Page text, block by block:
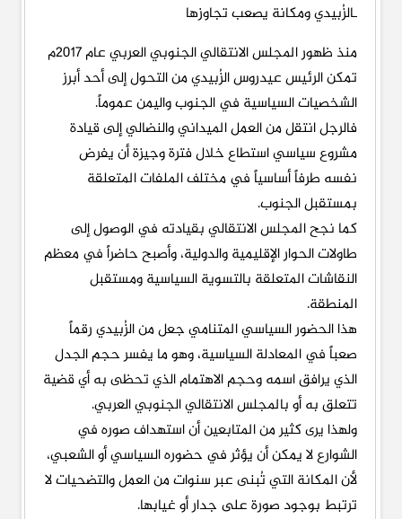
ـالزُبيدي ومكانة يصعب تجاوزها
منذ ظهور المجلس الانتقالي الجنوبي العربي عام 2017م
تمكن الرئيس عيدروس الزُبيدي من التحول إلى أحد أبرز
الشخصيات السياسية في الجنوب واليمن عموماً.
فالرجل انتقل من العمل الميداني والنضالي إلى قيادة
مشروع سياسي استطاع خلال فترة وجيزة أن يفرض
نفسه طرفاً أساسياً في مختلف الملفات المتعلقة
بمستقبل الجنوب.
كما نجح المجلس الانتقالي بقيادته في الوصول إلى
طاولات الحوار الإقليمية والدولية، وأصبح حاضراً في معظم
النقاشات المتعلقة بالتسوية السياسية ومستقبل
المنطقة.
هذا الحضور السياسي المتنامي جعل من الزُبيدي رقماً
صعباً في المعادلة السياسية، وهو ما يفسر حجم الجدل
الذي يرافق اسمه وحجم الاهتمام الذي تحظى به أي قضية
تتعلق به أو بالمجلس الانتقالي الجنوبي العربي.
ولهذا يرى كثير من المتابعين أن استهداف صوره في
الشوارع لا يمكن أن يؤثر في حضوره السياسي أو الشعبي،
لأن المكانة التي تُبنى عبر سنوات من العمل والتضحيات لا
ترتبط بوجود صورة على جدار أو غيابها.